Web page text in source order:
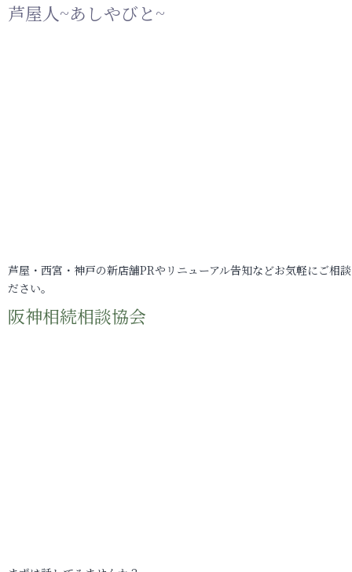
芦屋人~あしやびと~
芦屋・西宮・神戸の新店舗PRやリニューアル告知などお気軽にご相
ださい。
阪神相続相談協会